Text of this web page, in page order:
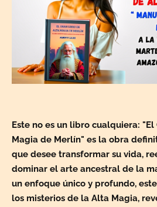
Este no es un libro cualquiera:
Magia de Merlín" es la obra
que desee transformar su vida,
dominar el arte ancestral de la
un enfoque único y profundo,
los misterios de la Alta Magia,